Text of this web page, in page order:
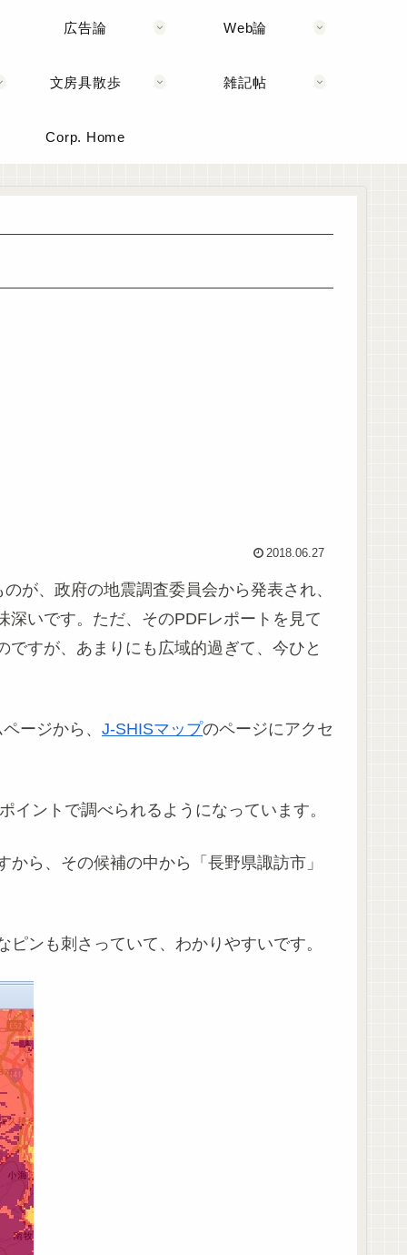
広告論 Web論
文房具散歩 雑記帖
Corp. Home
2018.06.27
が、政府の地震調査委員会から発表され、
いです。ただ、そのPDFレポートを見て
すが、あまりにも広域的過ぎて、今ひと
ージから、 J-SHISマップのページにアクセ
ントで調べられるようになっています。
ら、その候補の中から「長野県諏訪市」
ンも刺さっていて、わかりやすいです。